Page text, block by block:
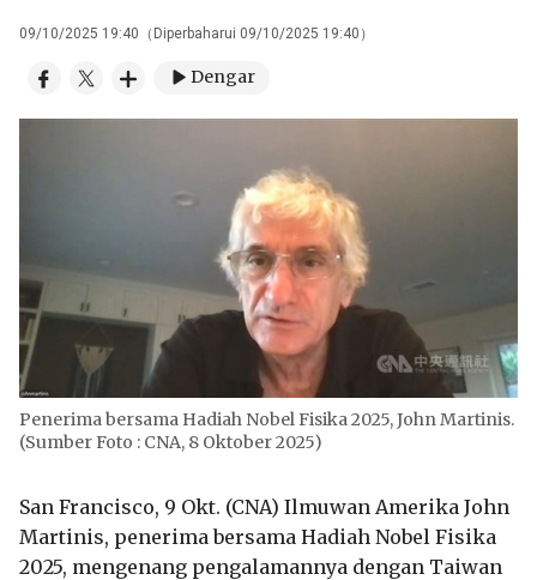
09/10/2025 19:40（Diperbaharui 09/10/2025 19:40）
Dengar
Penerima bersama Hadiah Nobel Fisika 2025, John Martinis.
(Sumber Foto : CNA, 8 Oktober 2025)
San Francisco, 9 Okt. (CNA) Ilmuwan Amerika John
Martinis, penerima bersama Hadiah Nobel Fisika
2025, mengenang pengalamannya dengan Taiwan